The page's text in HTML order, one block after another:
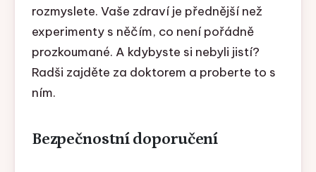
rozmyslete. Vaše zdraví je přednější než
experimenty s něčím, co není pořádně
prozkoumané. A kdybyste si nebyli jistí?
Radši zajděte za doktorem a proberte to s
ním.
Bezpečnostní doporučení